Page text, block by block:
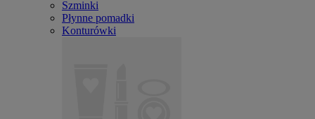
Szminki
Płynne pomadki
Konturówki